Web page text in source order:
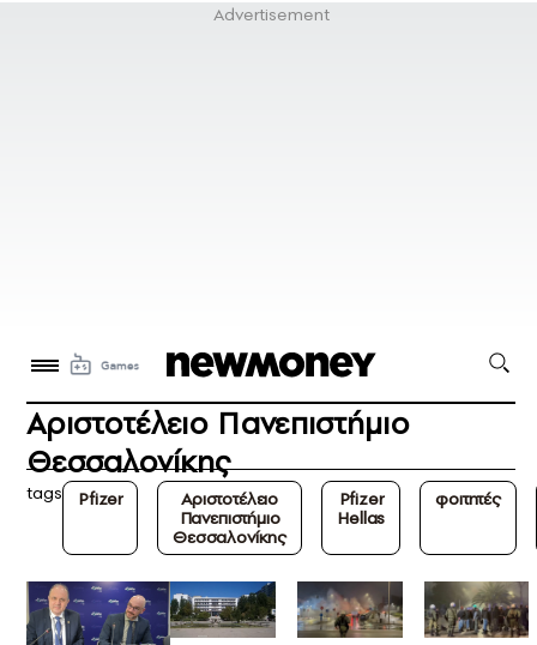
Αριστοτέλειο Πανεπιστήμιο
Θεσσαλονίκης
tags Pfizer
Αριστοτέλειο
Πανεπιστήμιο
Θεσσαλονίκης
Pfizer
Hellas
φοιτητές